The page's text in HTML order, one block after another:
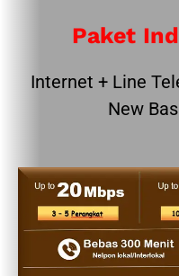
Paket
Internet + Line
New